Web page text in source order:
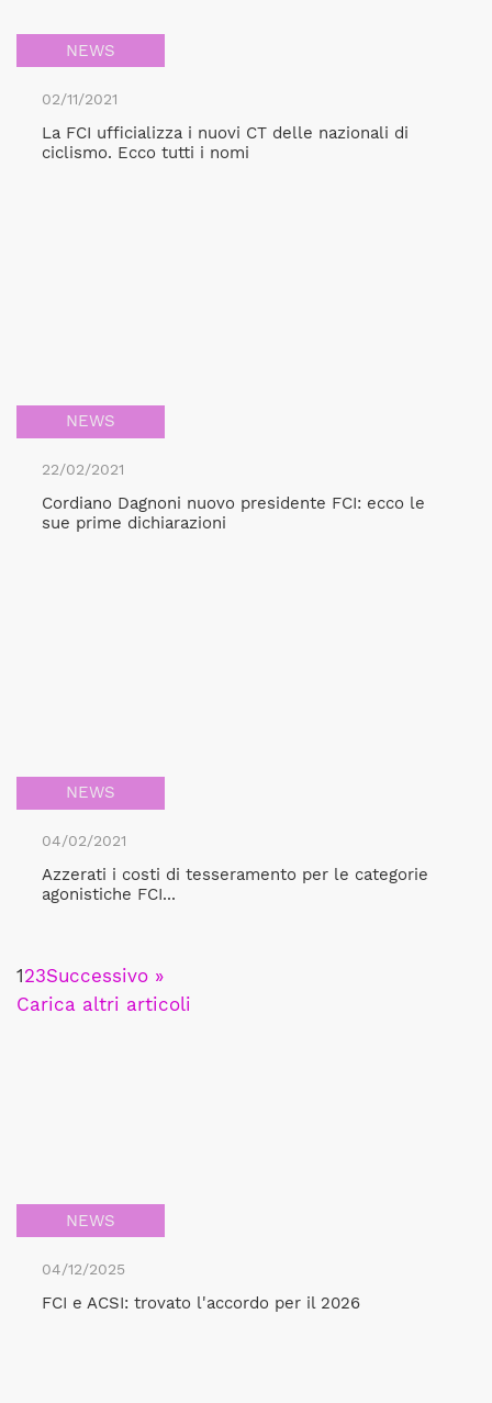
NEWS
02/11/2021
La FCI ufficializza i nuovi CT delle nazionali di
ciclismo. Ecco tutti i nomi
NEWS
22/02/2021
Cordiano Dagnoni nuovo presidente FCI: ecco le
sue prime dichiarazioni
NEWS
04/02/2021
Azzerati i costi di tesseramento per le categorie
agonistiche FCI...
123Successivo »
Carica altri articoli
NEWS
04/12/2025
FCI e ACSI: trovato l'accordo per il 2026